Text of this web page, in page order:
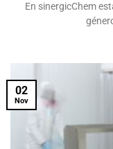
En sinergicChem
02
Nov